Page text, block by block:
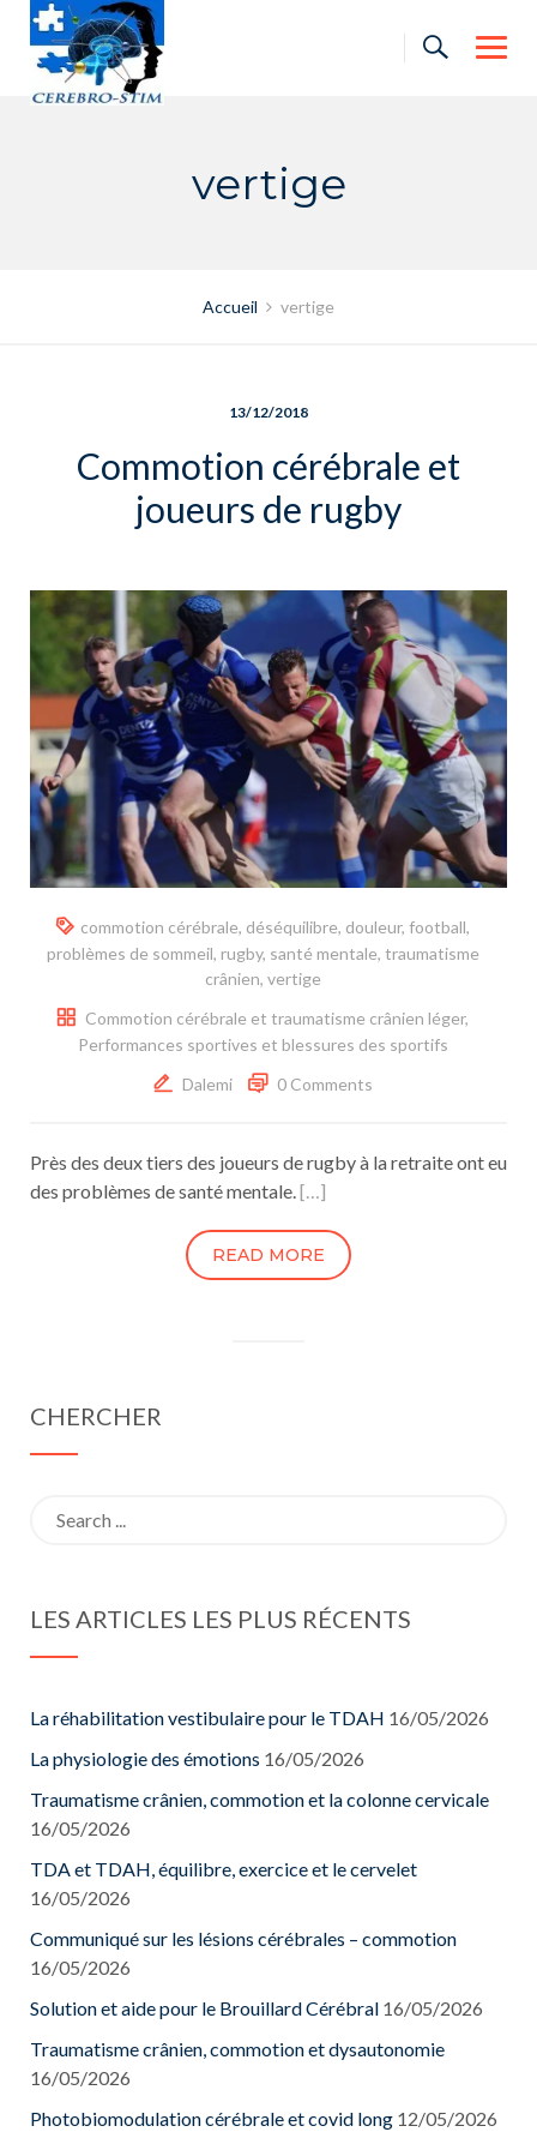
Skip
content
vertige
Accueil vertige
13/12/2018
Commotion cérébrale et
joueurs de rugby
commotion cérébrale, déséquilibre, douleur, football,
problèmes de sommeil, rugby, santé mentale, traumatisme
crânien, vertige
Commotion cérébrale et traumatisme crânien léger,
Performances sportives et blessures des sportifs
Dalemi
0 Comments
Près des deux tiers des joueurs de rugby à la retraite ont eu
des problèmes de santé mentale. […]
READ MORE
CHERCHER
LES ARTICLES LES PLUS RÉCENTS
La réhabilitation vestibulaire pour le TDAH 16/05/2026
La physiologie des émotions 16/05/2026
Traumatisme crânien, commotion et la colonne cervicale
16/05/2026
TDA et TDAH, équilibre, exercice et le cervelet
16/05/2026
Communiqué sur les lésions cérébrales – commotion
16/05/2026
Solution et aide pour le Brouillard Cérébral 16/05/2026
Traumatisme crânien, commotion et dysautonomie
16/05/2026
Photobiomodulation cérébrale et covid long 12/05/2026